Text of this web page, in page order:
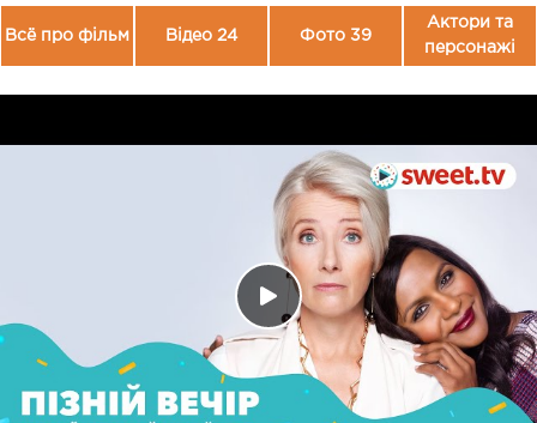
Всё про фільм Відео 24 Фото 39
Актори та
персонажі